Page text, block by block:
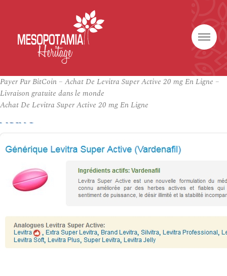
Payer Par BitCoin – Achat De Levitra Super Active 20 mg En Ligne –
Livraison gratuite dans le monde
Achat De Levitra Super Active 20 mg En Ligne